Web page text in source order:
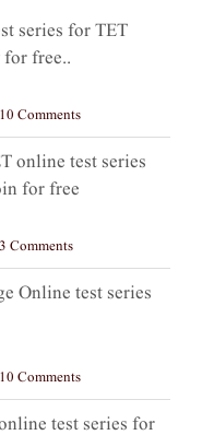
series for TET
free..
10 Comments
online test series
for free
3 Comments
Online test series
10 Comments